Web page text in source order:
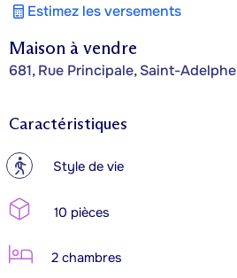
Maison à vendre
681, Rue Principale, Saint-Adelphe
Estimez les versements
Caractéristiques
? Style de vie
10 pièces
2 chambres